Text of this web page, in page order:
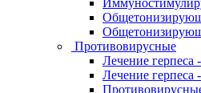
Противовирусные
Лечение герпеса
Лечение герпеса